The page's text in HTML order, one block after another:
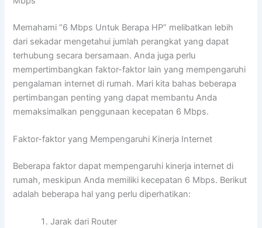
Memahami “6 Mbps Untuk Berapa HP” melibatkan lebih
dari sekadar mengetahui jumlah perangkat yang dapat
terhubung secara bersamaan. Anda juga perlu
mempertimbangkan faktor-faktor lain yang mempengaruhi
pengalaman internet di rumah. Mari kita bahas beberapa
pertimbangan penting yang dapat membantu Anda
memaksimalkan penggunaan kecepatan 6 Mbps.
Faktor-faktor yang Mempengaruhi Kinerja Internet
Beberapa faktor dapat mempengaruhi kinerja internet di
rumah, meskipun Anda memiliki kecepatan 6 Mbps. Berikut
adalah beberapa hal yang perlu diperhatikan:
Jarak dari Router